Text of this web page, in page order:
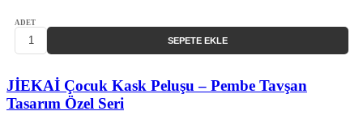
ADET
SEPETE EKLE
JİEKAİ Çocuk Kask Peluşu – Pembe Tavşan
Tasarım Özel Seri